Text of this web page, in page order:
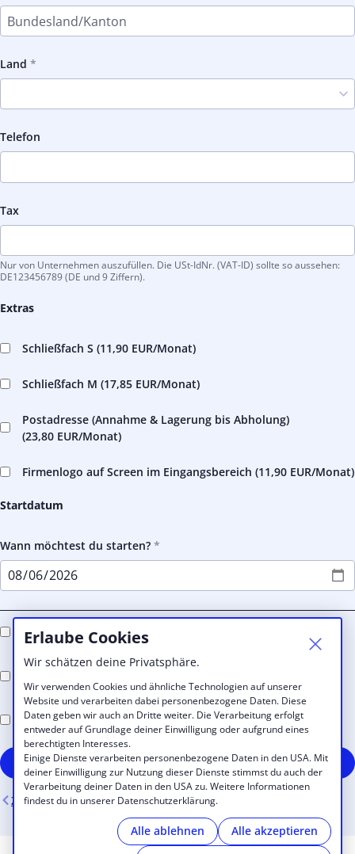
Erlaube Cookies
Wir schätzen deine Privatsphäre.
Wir verwenden Cookies und ähnliche Technologien auf unserer
Website und verarbeiten dabei personenbezogene Daten. Diese
Daten geben wir auch an Dritte weiter. Die Verarbeitung erfolgt
entweder auf Grundlage deiner Einwilligung oder aufgrund eines
berechtigten Interesses.
Einige Dienste verarbeiten personenbezogene Daten in den USA. Mit
deiner Einwilligung zur Nutzung dieser Dienste stimmst du auch der
Verarbeitung deiner Daten in den USA zu. Weitere Informationen
findest du in unserer Datenschutzerklärung.
Alle ablehnen
Alle akzeptieren
Land
Telefon
Tax
Nur von Unternehmen auszufüllen. Die USt-IdNr. (VAT-ID) sollte so aussehen:
DE123456789 (DE und 9 Ziffern).
Extras
Schließfach S (11,90 EUR/Monat)
Schließfach M (17,85 EUR/Monat)
Postadresse (Annahme & Lagerung bis Abholung)
(23,80 EUR/Monat)
Firmenlogo auf Screen im Eingangsbereich (11,90 EUR/Monat)
Startdatum
Wann möchtest du starten?
Ich willige ein, den E-Mail-Newsletter zu erhalten
Ich akzeptiere die raumzeitGeschäftsbedingungen und
Konditionen
Ich nehme dieDatenschutzerklärungvon raumzeit an
Kostenpflichtig registrieren
Zurück